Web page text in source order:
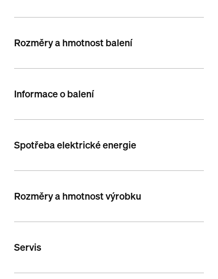
Rozměry a hmotnost balení
Informace o balení
Spotřeba elektrické energie
Rozměry a hmotnost výrobku
Servis